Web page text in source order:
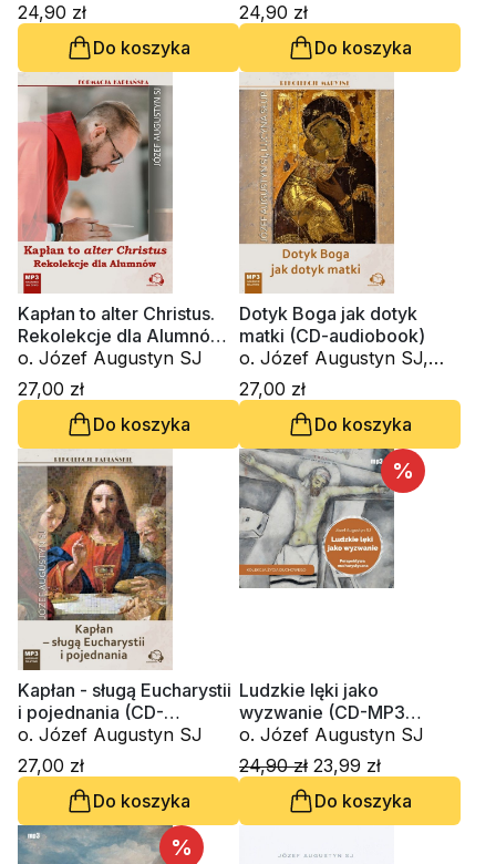
24,90 zł
Do koszyka
24,90 zł
Do koszyka
Kapłan to alter Christus.
Rekolekcje dla Alumnów
(CD-audiobook)
o. Józef Augustyn SJ
27,00 zł
Do koszyka
Dotyk Boga jak dotyk
matki (CD-audiobook)
o. Józef Augustyn SJ,
Lucyna Słup
27,00 zł
Do koszyka
Kapłan - sługą Eucharystii
i pojednania (CD-
audiobook)
o. Józef Augustyn SJ
27,00 zł
Do koszyka
%
Ludzkie lęki jako
wyzwanie (CD-MP3
audiobook)
o. Józef Augustyn SJ
24,90 zł 23,99 zł
Do koszyka
%